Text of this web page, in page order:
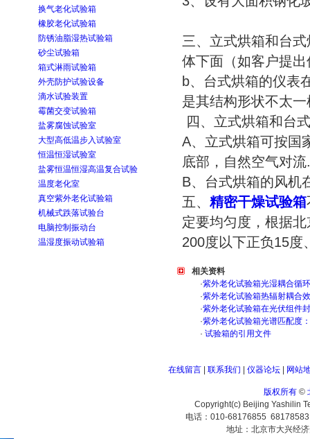
换气老化试验箱
橡胶老化试验箱
防锈油脂湿热试验箱
砂尘试验箱
箱式淋雨试验箱
外壳防护试验设备
滴水试验装置
霉菌交变试验箱
盐雾腐蚀试验室
大型高低温步入试验室
恒温恒湿试验室
盐雾恒温恒湿高温复合试验
温度老化室
真空紫外老化试验箱
机械式跌落试验台
电脑控制振动台
温湿度振动试验箱
三、立式烘箱和台
体下面（如客户提
b、台式烘箱的仪表
是其结构形状不太一
四、立式烘箱和台
A、立式烘箱可按国
底部，自然空气对流.
B、台式烘箱的风机
五、 精密干燥试验箱
定要均匀度，根据
200度以下正负15度
相关资料
·紫外老化试验箱光湿耦合循
·紫外老化试验箱热辐射耦合
·紫外老化试验箱在光伏组件
·紫外老化试验箱光谱匹配度
· 试验箱的引用文件
在线留言| 联系我们 仪器论坛| 网站
版权所有©
Copyright(c) Beijing Yashilin
电话：010-68176855
地址：北京市大兴经